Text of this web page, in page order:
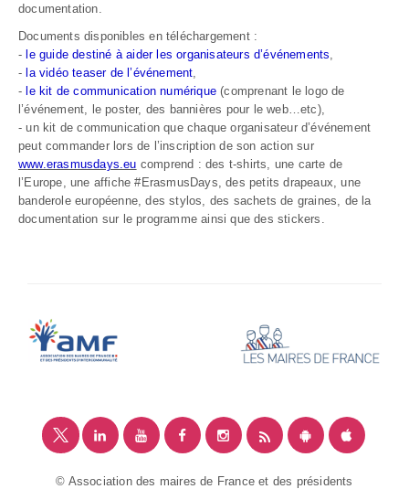
documentation.
Documents disponibles en téléchargement :
-le guide destiné à aider les organisateurs d’événements
-la vidéo teaser de l’événement
-le kit de communication numérique (comprenant le logo de
l’événement, le poster, des bannières pour le web…etc),
- un kit de communication que chaque organisateur d’événement
peut commander lors de l’inscription de son action sur
www.erasmusdays.eu comprend : des t-shirts, une carte de
l’Europe, une affiche #ErasmusDays, des petits drapeaux, une
banderole européenne, des stylos, des sachets de graines, de la
documentation sur le programme ainsi que des stickers.
© Association des maires de France et des présidents